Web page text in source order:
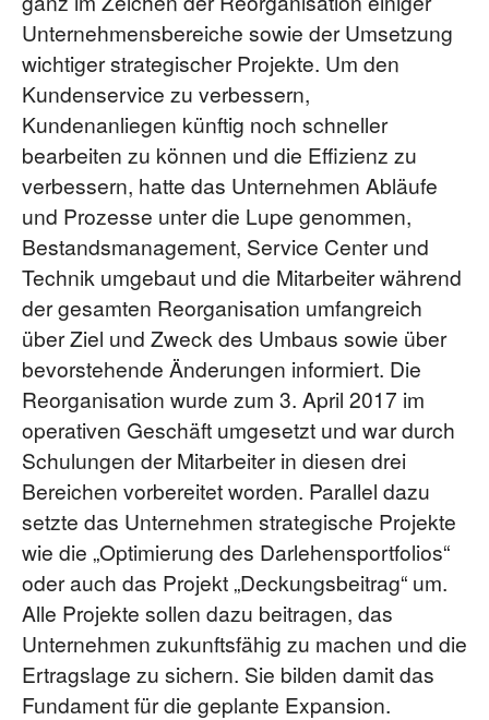
Unternehmensbereiche sowie der Umsetzung
wichtiger strategischer Projekte. Um den
Kundenservice zu verbessern,
Kundenanliegen künftig noch schneller
bearbeiten zu können und die Effizienz zu
verbessern, hatte das Unternehmen Abläufe
und Prozesse unter die Lupe genommen,
Bestandsmanagement, Service Center und
Technik umgebaut und die Mitarbeiter während
der gesamten Reorganisation umfangreich
über Ziel und Zweck des Umbaus sowie über
bevorstehende Änderungen informiert. Die
Reorganisation wurde zum 3. April 2017 im
operativen Geschäft umgesetzt und war durch
Schulungen der Mitarbeiter in diesen drei
Bereichen vorbereitet worden. Parallel dazu
setzte das Unternehmen strategische Projekte
wie die „Optimierung des Darlehensportfolios“
oder auch das Projekt „Deckungsbeitrag“ um.
Alle Projekte sollen dazu beitragen, das
Unternehmen zukunftsfähig zu machen und die
Ertragslage zu sichern. Sie bilden damit das
Fundament für die geplante Expansion.